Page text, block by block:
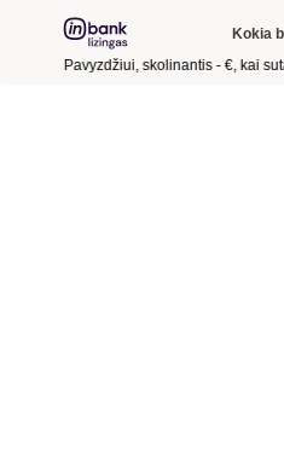
Kokia
Pavyzdžiui, skolinantis- €, kai